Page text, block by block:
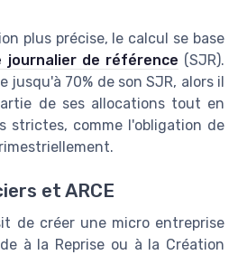
plus précise, le calcul se base
journalier de référence (SJR).
jusqu'à 70% de son SJR, alors il
de ses allocations tout en
strictes, comme l'obligation de
et ARCE
de créer une micro entreprise
à la Reprise ou à la Création